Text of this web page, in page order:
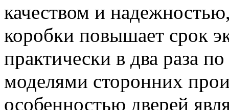
качеством и
коробки повышает срок
практически в два раза
моделями сторонних
особенностью дверей